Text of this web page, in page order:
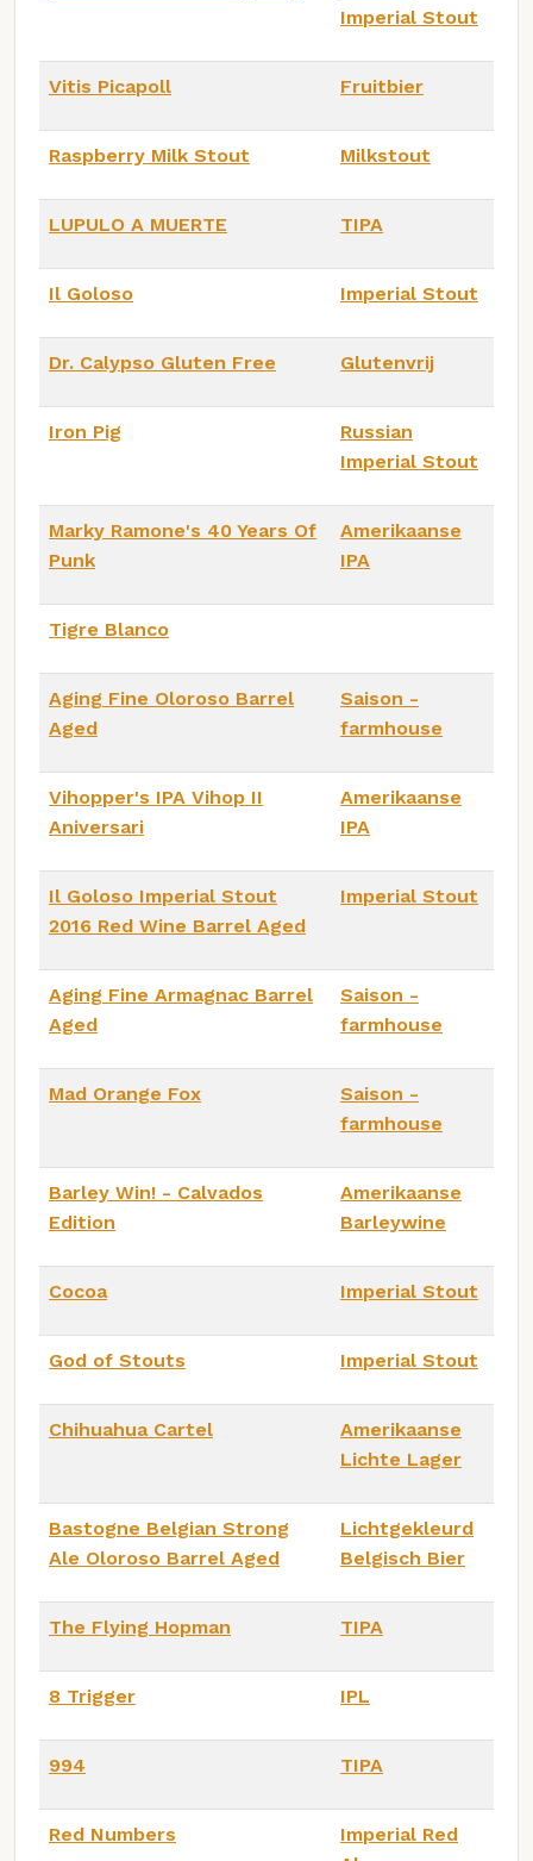
Imperial Stout
Vitis Picapoll Fruitbier
Raspberry Milk Stout Milkstout
LUPULO A MUERTE TIPA
Il Goloso Imperial Stout
Dr. Calypso Gluten Free Glutenvrij
Iron Pig
Russian
Imperial Stout
Marky Ramone's 40 Years Of
Punk
Amerikaanse
IPA
Tigre Blanco
Aging Fine Oloroso Barrel
Aged
Saison -
farmhouse
Vihopper's IPA Vihop II
Aniversari
Amerikaanse
IPA
Il Goloso Imperial Stout
2016 Red Wine Barrel Aged
Imperial Stout
Aging Fine Armagnac Barrel
Aged
Saison -
farmhouse
Mad Orange Fox
Saison -
farmhouse
Barley Win! - Calvados
Edition
Amerikaanse
Barleywine
Cocoa Imperial Stout
God of Stouts Imperial Stout
Chihuahua Cartel
Amerikaanse
Lichte Lager
Bastogne Belgian Strong
Ale Oloroso Barrel Aged
Lichtgekleurd
Belgisch Bier
The Flying Hopman TIPA
8 Trigger IPL
994 TIPA
Red Numbers
Imperial Red